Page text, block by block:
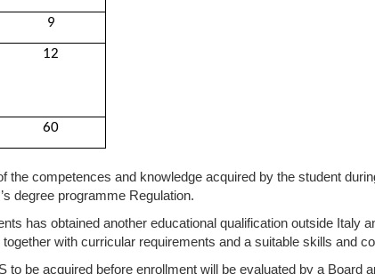
9
12
60
the competences and knowledge acquired by the student
degree programme Regulation.
has obtained another educational qualification outside Italy
with curricular requirements and a suitable skills and
be acquired before enrollment will be evaluated by a Board